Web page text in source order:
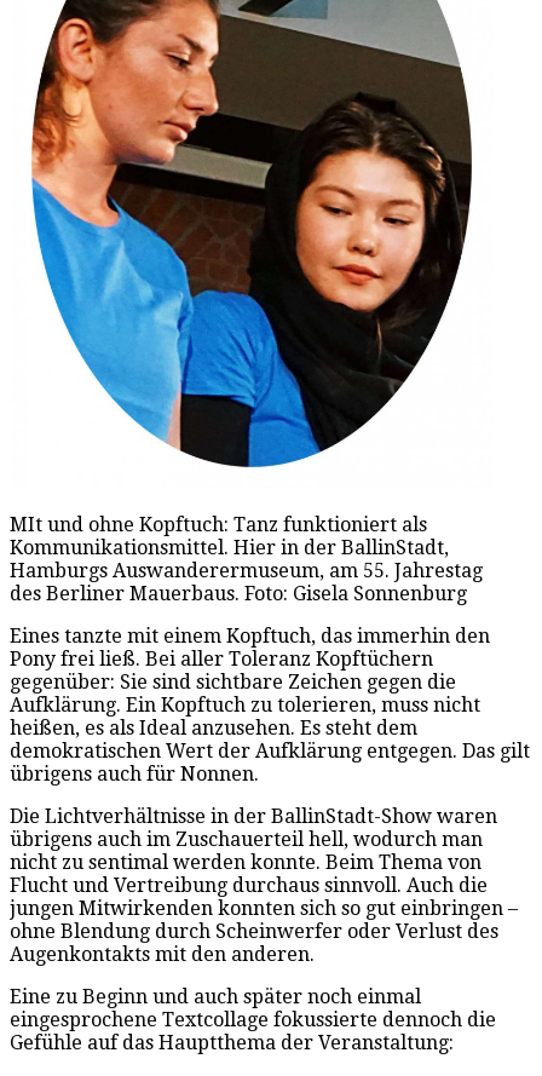
MIt und ohne Kopftuch: Tanz funktioniert als
Kommunikationsmittel. Hier in der BallinStadt,
Hamburgs Auswanderermuseum, am 55. Jahrestag
des Berliner Mauerbaus. Foto: Gisela Sonnenburg
Eines tanzte mit einem Kopftuch, das immerhin den
Pony frei ließ. Bei aller Toleranz Kopftüchern
gegenüber: Sie sind sichtbare Zeichen gegen die
Aufklärung. Ein Kopftuch zu tolerieren, muss nicht
heißen, es als Ideal anzusehen. Es steht dem
demokratischen Wert der Aufklärung entgegen. Das gilt
übrigens auch für Nonnen.
Die Lichtverhältnisse in der BallinStadt-Show waren
übrigens auch im Zuschauerteil hell, wodurch man
nicht zu sentimal werden konnte. Beim Thema von
Flucht und Vertreibung durchaus sinnvoll. Auch die
jungen Mitwirkenden konnten sich so gut einbringen –
ohne Blendung durch Scheinwerfer oder Verlust des
Augenkontakts mit den anderen.
Eine zu Beginn und auch später noch einmal
eingesprochene Textcollage fokussierte dennoch die
Gefühle auf das Hauptthema der Veranstaltung: